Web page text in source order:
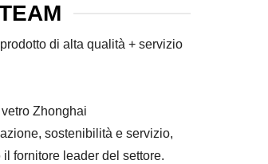
di alta qualità + servizio
Zhonghai
sostenibilità e servizio,
fornitore leader del settore.